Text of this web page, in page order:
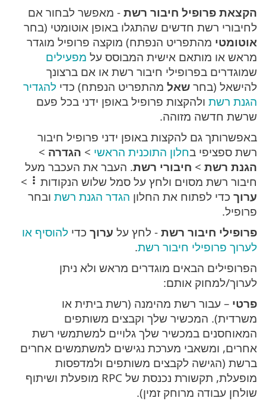
הקצאת פרופיל חיבור רשת - מאפשר לבחור אם
לחיבורי רשת חדשים שהתגלו באופן אוטומטי (בחר
אוטומטי מהתפריט הנפתח) מוקצה פרופיל מוגדר
מראש או מותאם אישית המבוסס על מפעילים
שמוגדרים בפרופילי חיבור רשת או אם ברצונך
להישאל (בחר שאל מהתפריט הנפתח) כדי להגדיר
הגנת רשת ולהקצות פרופיל באופן ידני בכל פעם
שרשת חדשה מזוהה.
באפשרותך גם להקצות באופן ידני פרופיל חיבור
רשת ספציפי בחלון התוכנית הראשי > הגדרה >
הגנת רשת > חיבורי רשת. העבר את העכבר מעל
חיבור רשת מסוים ולחץ על סמל שלוש הנקודות
>
ערוך כדי לפתוח את החלון הגדר הגנת רשת ובחר
פרופיל.
פרופילי חיבור רשת - לחץ על ערוך כדי להוסיף או
לערוך פרופילי חיבור רשת.
הפרופילים הבאים מוגדרים מראש ולא ניתן
לערוך/למחוק אותם:
פרטי – עבור רשת מהימנה (רשת ביתית או
משרדית). המכשיר שלך וקבצים משותפים
המאוחסנים במכשיר שלך גלויים למשתמשי רשת
אחרים, ומשאבי מערכת נגישים למשתמשים אחרים
ברשת (הגישה לקבצים משותפים ולמדפסות
מופעלת, תקשורת נכנסת של RPC מופעלת ושיתוף
שולחן עבודה מרוחק זמין).